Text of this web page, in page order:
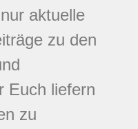
aktuelle
zu den
Euch liefern
zu